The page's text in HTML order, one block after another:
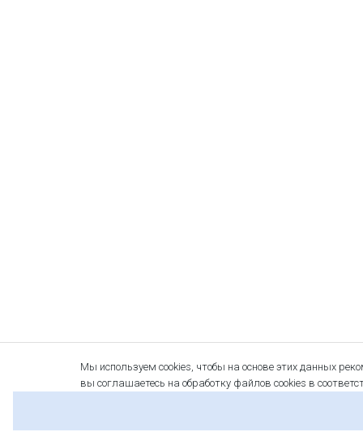
Мы используем cookies, чтобы на основе этих данных
вы соглашаетесь на обработку файлов cookies в